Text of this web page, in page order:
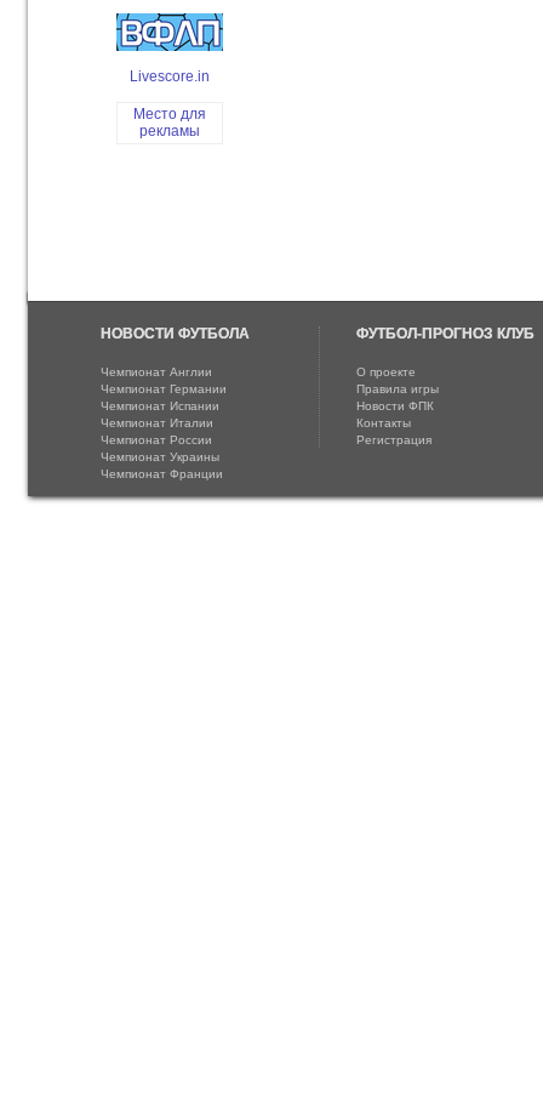
Livescore.in
Место для
рекламы
НОВОСТИ ФУТБОЛА
Чемпионат Англии
Чемпионат Германии
Чемпионат Испании
Чемпионат Италии
Чемпионат России
Чемпионат Украины
Чемпионат Франции
ФУТБОЛ-ПРОГНОЗ КЛУБ
О проекте
Правила игры
Новости ФПК
Контакты
Регистрация